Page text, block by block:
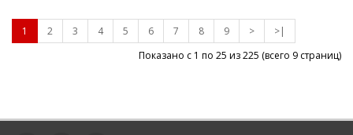
1 2 3 4 5 6 7 8 9 >
>|
Показано с 1 по 25 из225 (всего 9 страниц)